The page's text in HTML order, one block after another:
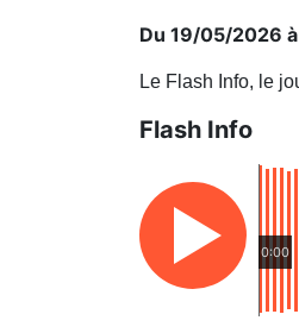
Du 19/05/2026
Le Flash Info, le
Flash Info
0:00